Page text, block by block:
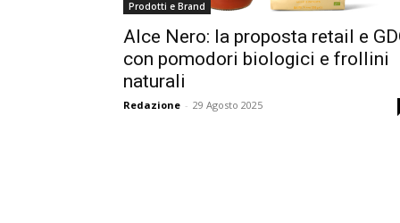
Prodotti e Brand
Alce Nero: la proposta retail e
con pomodori biologici e frollini
naturali
Redazione - 29 Agosto 2025